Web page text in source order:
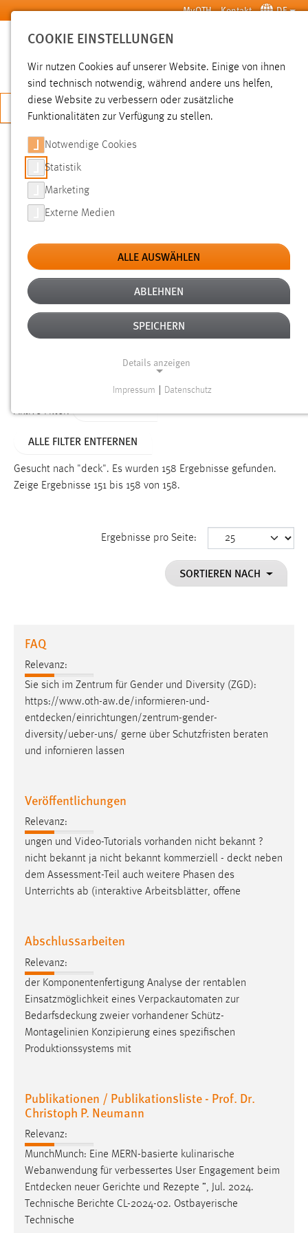
Zum Hauptinhalt springen MyOTH Kontakt DE
SUCHE
JETZT BEWERBEN
SUCHE
FILTER
Typ
Erstellungsdatum
Alter
Aktive Filter:
ALLE FILTER ENTFERNEN
Gesucht nach "deck". Es wurden 158 Ergebnisse gefunden.
Zeige Ergebnisse 151 bis 158 von 158.
Ergebnisse pro Seite:
SORTIEREN NACH
FAQ
Relevanz:
Sie sich im Zentrum für Gender und Diversity (ZGD):
https://www.oth-aw.de/informieren-und-
entdecken/einrichtungen/zentrum-gender-
diversity/ueber-uns/ gerne über Schutzfristen beraten
und infornieren lassen
Veröffentlichungen
Relevanz:
ungen und Video-Tutorials vorhanden nicht bekannt ?
nicht bekannt ja nicht bekannt kommerziell - deckt neben
dem Assessment-Teil auch weitere Phasen des
Unterrichts ab (interaktive Arbeitsblätter, offene
Abschlussarbeiten
Relevanz:
der Komponentenfertigung Analyse der rentablen
Einsatzmöglichkeit eines Verpackautomaten zur
Bedarfsdeckung zweier vorhandener Schütz-
Montagelinien Konzipierung eines spezifischen
Produktionssystems mit
Publikationen / Publikationsliste - Prof. Dr.
Christoph P. Neumann
Relevanz:
MunchMunch: Eine MERN-basierte kulinarische
Webanwendung für verbessertes User Engagement beim
Entdecken neuer Gerichte und Rezepte ”, Jul. 2024.
Technische Berichte CL-2024-02. Ostbayerische
Technische
COOKIE EINSTELLUNGEN
Wir nutzen Cookies auf unserer Website. Einige von ihnen
sind technisch notwendig, während andere uns helfen,
diese Website zu verbessern oder zusätzliche
Funktionalitäten zur Verfügung zu stellen.
Notwendige Cookies
Statistik
Marketing
Externe Medien
ALLE AUSWÄHLEN
ABLEHNEN
SPEICHERN
Details anzeigen
Funktionen und sind für die einwandfreie Funktion der
Einverständnis
cookie_consent
Dieser Cookie speichert die ausgewählten Einverständnis-
Performance
Name:
Zweck:
Für performante Seitenauslieferung wird in diesem Cookie
Sprachpräferenz
Name:
site-language-preference
Zweck:
Das Cookie speichert die gewählte Sprache der Website.
Chat
Name:
MibewSessionID, MIBEW_UserID, mibew_locale, mibew-
chat-frame-style-5e9dbeb1811c0446
Zweck:
Cookie Laufzeit:
MibewSessionID, mibew-chat-frame-style-
5e9dbeb1811c0446 = Sitzungslaufzeit, mibew_locale = 3
Jahre, MIBEW_UserID = 1 Jahr
Login
Name:
fe_user, be_user, be_lastLoginProvider
Impressum Datenschutz